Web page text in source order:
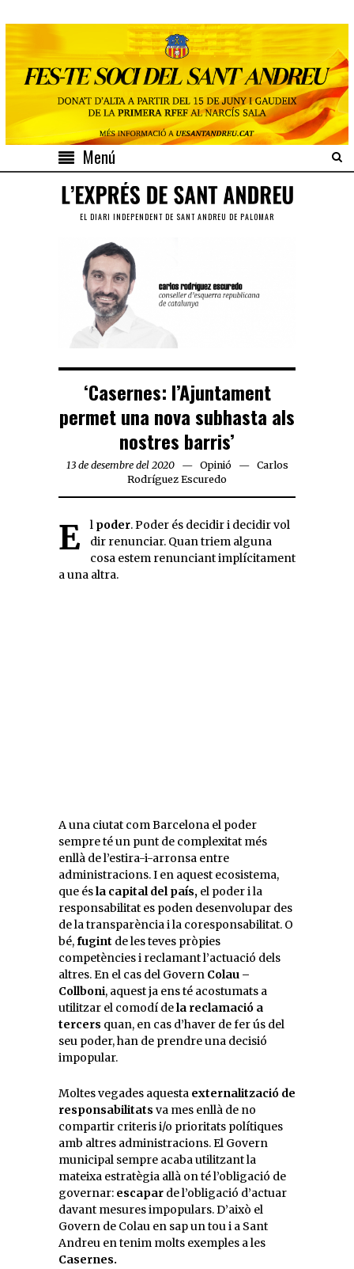
Menú
EL DIARI INDEPENDENT DE SANT ANDREU DE PALOMAR
‘Casernes: l’Ajuntament
permet una nova subhasta als
nostres barris’
13 de desembre del 2020 Opinió
Carlos
Rodríguez Escuredo
El poder. Poder és decidir i decidir vol
dir renunciar. Quan triem alguna
cosa estem renunciant implícitament
a una altra.
A una ciutat com Barcelona el poder
sempre té un punt de complexitat més
enllà de l’estira-i-arronsa entre
administracions. I en aquest ecosistema,
que ésla capital del país, el poder i la
responsabilitat es poden desenvolupar des
de la transparència i la coresponsabilitat. O
bé,fugint de les teves pròpies
competències i reclamant l’actuació dels
altres. En el cas del Govern Colau –
Collboni, aquest ja ens té acostumats a
utilitzar el comodí dela reclamació a
tercers quan, en cas d’haver de fer ús del
seu poder, han de prendre una decisió
impopular.
Moltes vegades aquesta externalització de
responsabilitats va mes enllà de no
compartir criteris i/o prioritats polítiques
amb altres administracions. El Govern
municipal sempre acaba utilitzant la
mateixa estratègia allà on té l’obligació de
governar: escapar de l’obligació d’actuar
davant mesures impopulars. D’això el
Govern de Colau en sap un tou i a Sant
Andreu en tenim molts exemples a les
Casernes.